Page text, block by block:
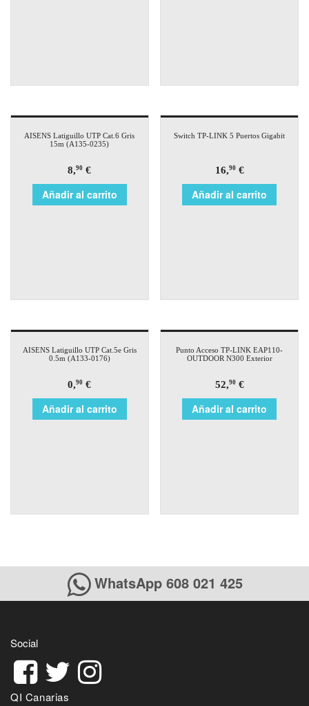
AISENS Latiguillo UTP Cat.6 Gris
15m (A135-0235)
8,90 €
Añadir al carrito
Switch TP-LINK 5 Puertos Gigabit
16,90€
Añadir al carrito
AISENS Latiguillo UTP Cat.5e Gris
0.5m (A133-0176)
0,90 €
Añadir al carrito
Punto Acceso TP-LINK EAP110-
OUTDOOR N300 Exterior
52,90€
Añadir al carrito
WhatsApp 608 021 425
Social
QI Canarias